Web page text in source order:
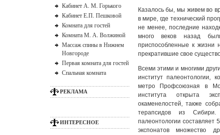
Кабинет А. М. Горького
Кабинет Е.П. Пешковой
Комната для гостей
Комната М. А. Волжиной
Массаж спины в Нижнем
Новгороде
Первая комната для гостей
Спальная комната
РЕКЛАМА
ИНТЕРЕСНОЕ
Казалось бы, мы живем во
в мире, где технический
не менее, последние
много веков назад
приспособленные к жизни
прекратившие свое
Всеми этими и многими
институт палеонтологии,
метро Профсоюзная в
института открыта
окаменелостей, также
терапсидов из
палеонтологии составляет
экспонатов множество